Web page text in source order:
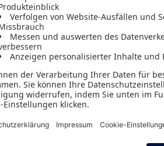
-
und sicher
. Sämtliche
das Handbuch der
der einschlägigen
und die sehr hohe